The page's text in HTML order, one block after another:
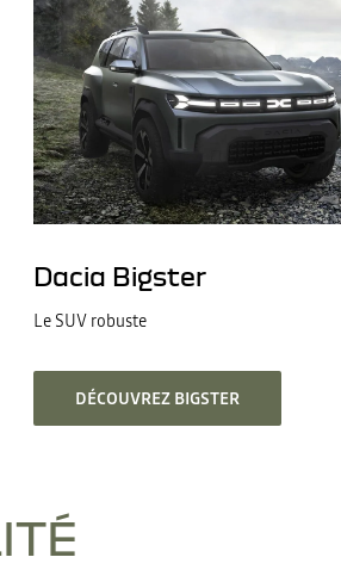
Dacia Bigster
Le SUV robuste
DÉCOUVREZ BIGSTER